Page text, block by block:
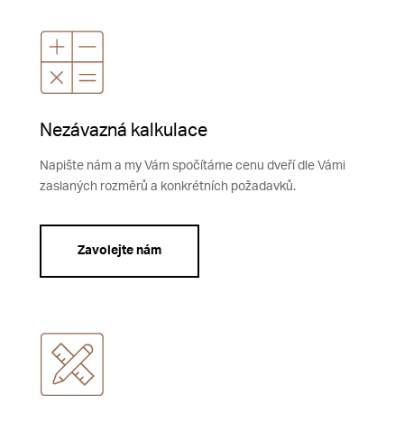
Nezávazná kalkulace
Napište nám a my Vám spočítáme cenu dveří dle Vámi
zaslaných rozměrů a konkrétních požadavků.
Zavolejte nám